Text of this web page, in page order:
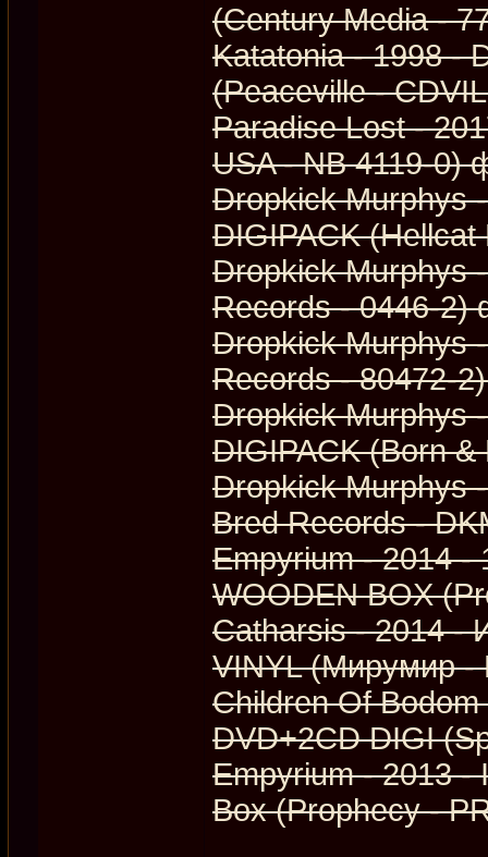
(Century Media -
Katatonia - 1998 -
(Peaceville -
Paradise Lost -
USA - NB 4119-0)
Dropkick Murphys
DIGIPACK
Dropkick Murphys
Records - 0446-2)
Dropkick Murphys
Records - 80472-
Dropkick Murphys
DIGIPACK (Born
Dropkick Murphys
Bred Records -
Empyrium ‎- 2014 -
WOODEN BOX
Catharsis - 2014 -
VINYL (Мирумир
Children Of
DVD+2CD DIGI
Empyrium - 2013 -
Box (Prophecy -